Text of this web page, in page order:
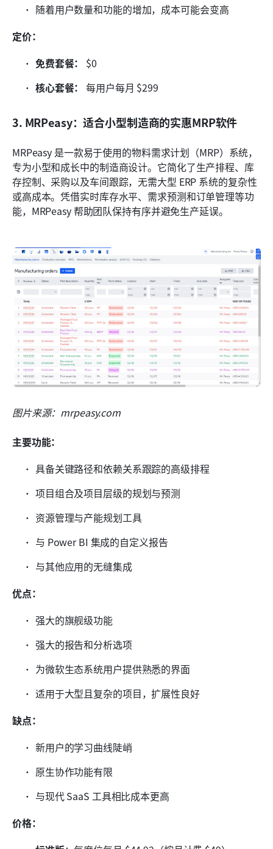
随着用户数量和功能的增加，成本可能会变高
定价：
免费套餐：
$0
核心套餐： 每用户每月 $299
3. MRPeasy：适合小型制造商的实惠MRP软件
MRPeasy 是一款易于使用的物料需求计划（MRP）系统，
专为小型和成长中的制造商设计。它简化了生产排程、库
存控制、采购以及车间跟踪，无需大型 ERP 系统的复杂性
或高成本。凭借实时库存水平、需求预测和订单管理等功
能，MRPeasy 帮助团队保持有序并避免生产延误。
图片来源：mrpeasy.com
主要功能：
具备关键路径和依赖关系跟踪的高级排程
项目组合及项目层级的规划与预测
资源管理与产能规划工具
与 Power BI 集成的自定义报告
与其他应用的无缝集成
优点：
强大的旗舰级功能
强大的报告和分析选项
为微软生态系统用户提供熟悉的界面
适用于大型且复杂的项目，扩展性良好
缺点：
新用户的学习曲线陡峭
原生协作功能有限
与现代 SaaS 工具相比成本更高
价格：